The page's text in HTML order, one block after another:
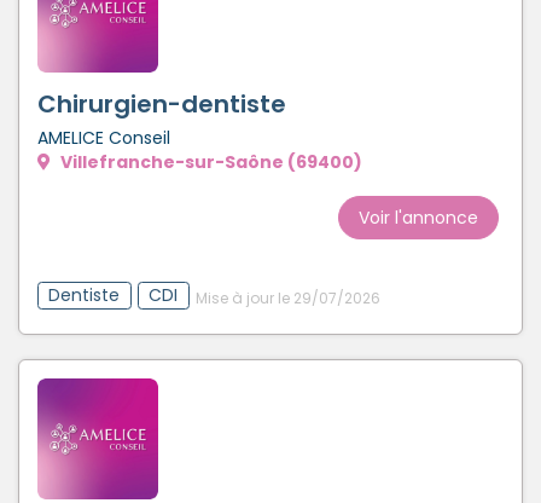
Chirurgien-dentiste
AMELICE Conseil
Villefranche-sur-Saône (69400)
Voir l'annonce
Dentiste CDI Mise à jour le 29/07/2026